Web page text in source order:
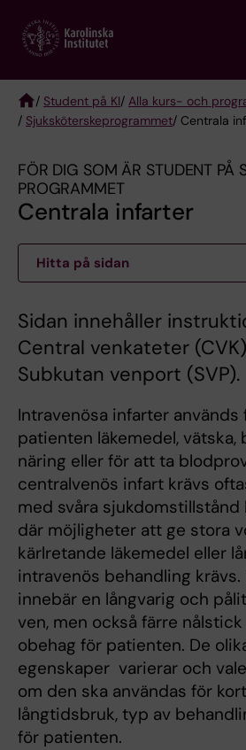
main
Breadcrumb
/ Student på KI/ Alla kurs- och
/ Sjuksköterske­programmet/ Centrala
FÖR DIG SOM ÄR STUDENT PÅ
PROGRAMMET
Centrala infarter
Hitta på sidan
Sidan innehåller
Central venkateter
Subkutan venport (SVP).
Intravenösa infarter
patienten läkemedel, vätska,
näring eller för att ta
centralvenös infart krävs
med svåra
där möjligheter att ge stora
kärlretande läkemedel eller
intravenös behandling
innebär en långvarig och
ven, men också färre
obehag för patienten. De
egenskaper varierar och
om den ska användas för
långtidsbruk, typ av
för patienten.